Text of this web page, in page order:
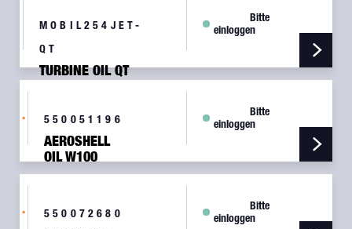
MOBIL254JET-
QT
TURBINE OIL QT
Bitte
einloggen
550051196
AEROSHELL
OIL W100
PLUS, 1QT
Bitte
einloggen
550072680
Bitte
einloggen